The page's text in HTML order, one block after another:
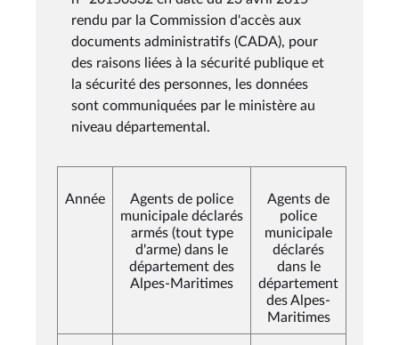
rendu par la Commission d'accès aux
documents administratifs (CADA), pour
des raisons liées à la sécurité publique et
la sécurité des personnes, les données
sont communiquées par le ministère au
niveau départemental.
Année
Agents de police
municipale déclarés
armés (tout type
d'arme) dans le
département des
Alpes-Maritimes
Agents de
police
municipale
déclarés
dans le
département
des Alpes-
Maritimes